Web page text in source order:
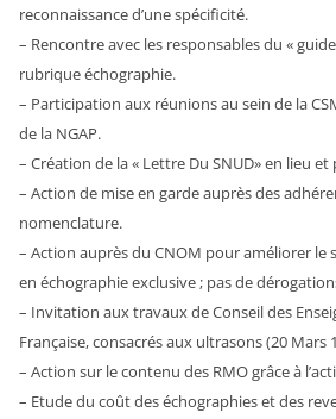
reconnaissance d’une spécificité.
– Rencontre avec les responsables du «
rubrique échographie.
– Participation aux réunions au sein de la
de la NGAP.
– Création de la « Lettre Du SNUD» en lieu et
– Action de mise en garde auprès des
nomenclature.
– Action auprès du CNOM pour améliorer le
en échographie exclusive ; pas de
– Invitation aux travaux de Conseil des
Française, consacrés aux ultrasons (20 Mars
– Action sur le contenu des RMO grâce à
– Etude du coût des échographies et des